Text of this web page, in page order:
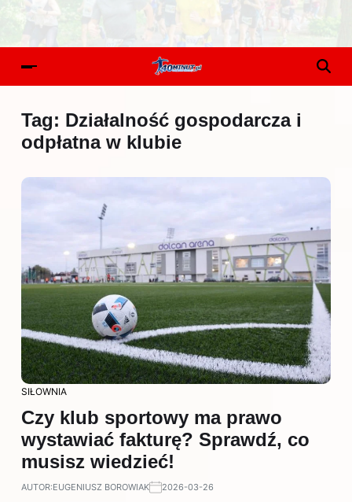
Tag: Działalność gospodarcza i
odpłatna w klubie
SIŁOWNIA
Czy klub sportowy ma prawo
wystawiać fakturę? Sprawdź, co
musisz wiedzieć!
AUTOR:EUGENIUSZ BOROWIAK 2026-03-26